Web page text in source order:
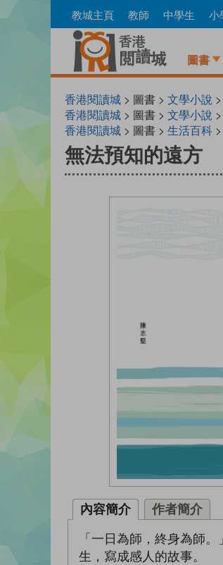
to
教城主頁 教師 中學生 小
圖書
香港閱讀城 > 圖書 > 文學小說 >
香港閱讀城 > 圖書 > 文學小說 >
香港閱讀城 > 圖書 > 生活百科 >
無法預知的遠方
內容簡介 作者簡介
「一日為師，終身為師
生，寫成感人的故事。